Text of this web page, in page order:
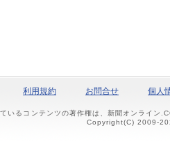
利用規約 お問合せ 個人
いるコンテンツの著作権は、新聞オンライン
Copyright(C) 2009-